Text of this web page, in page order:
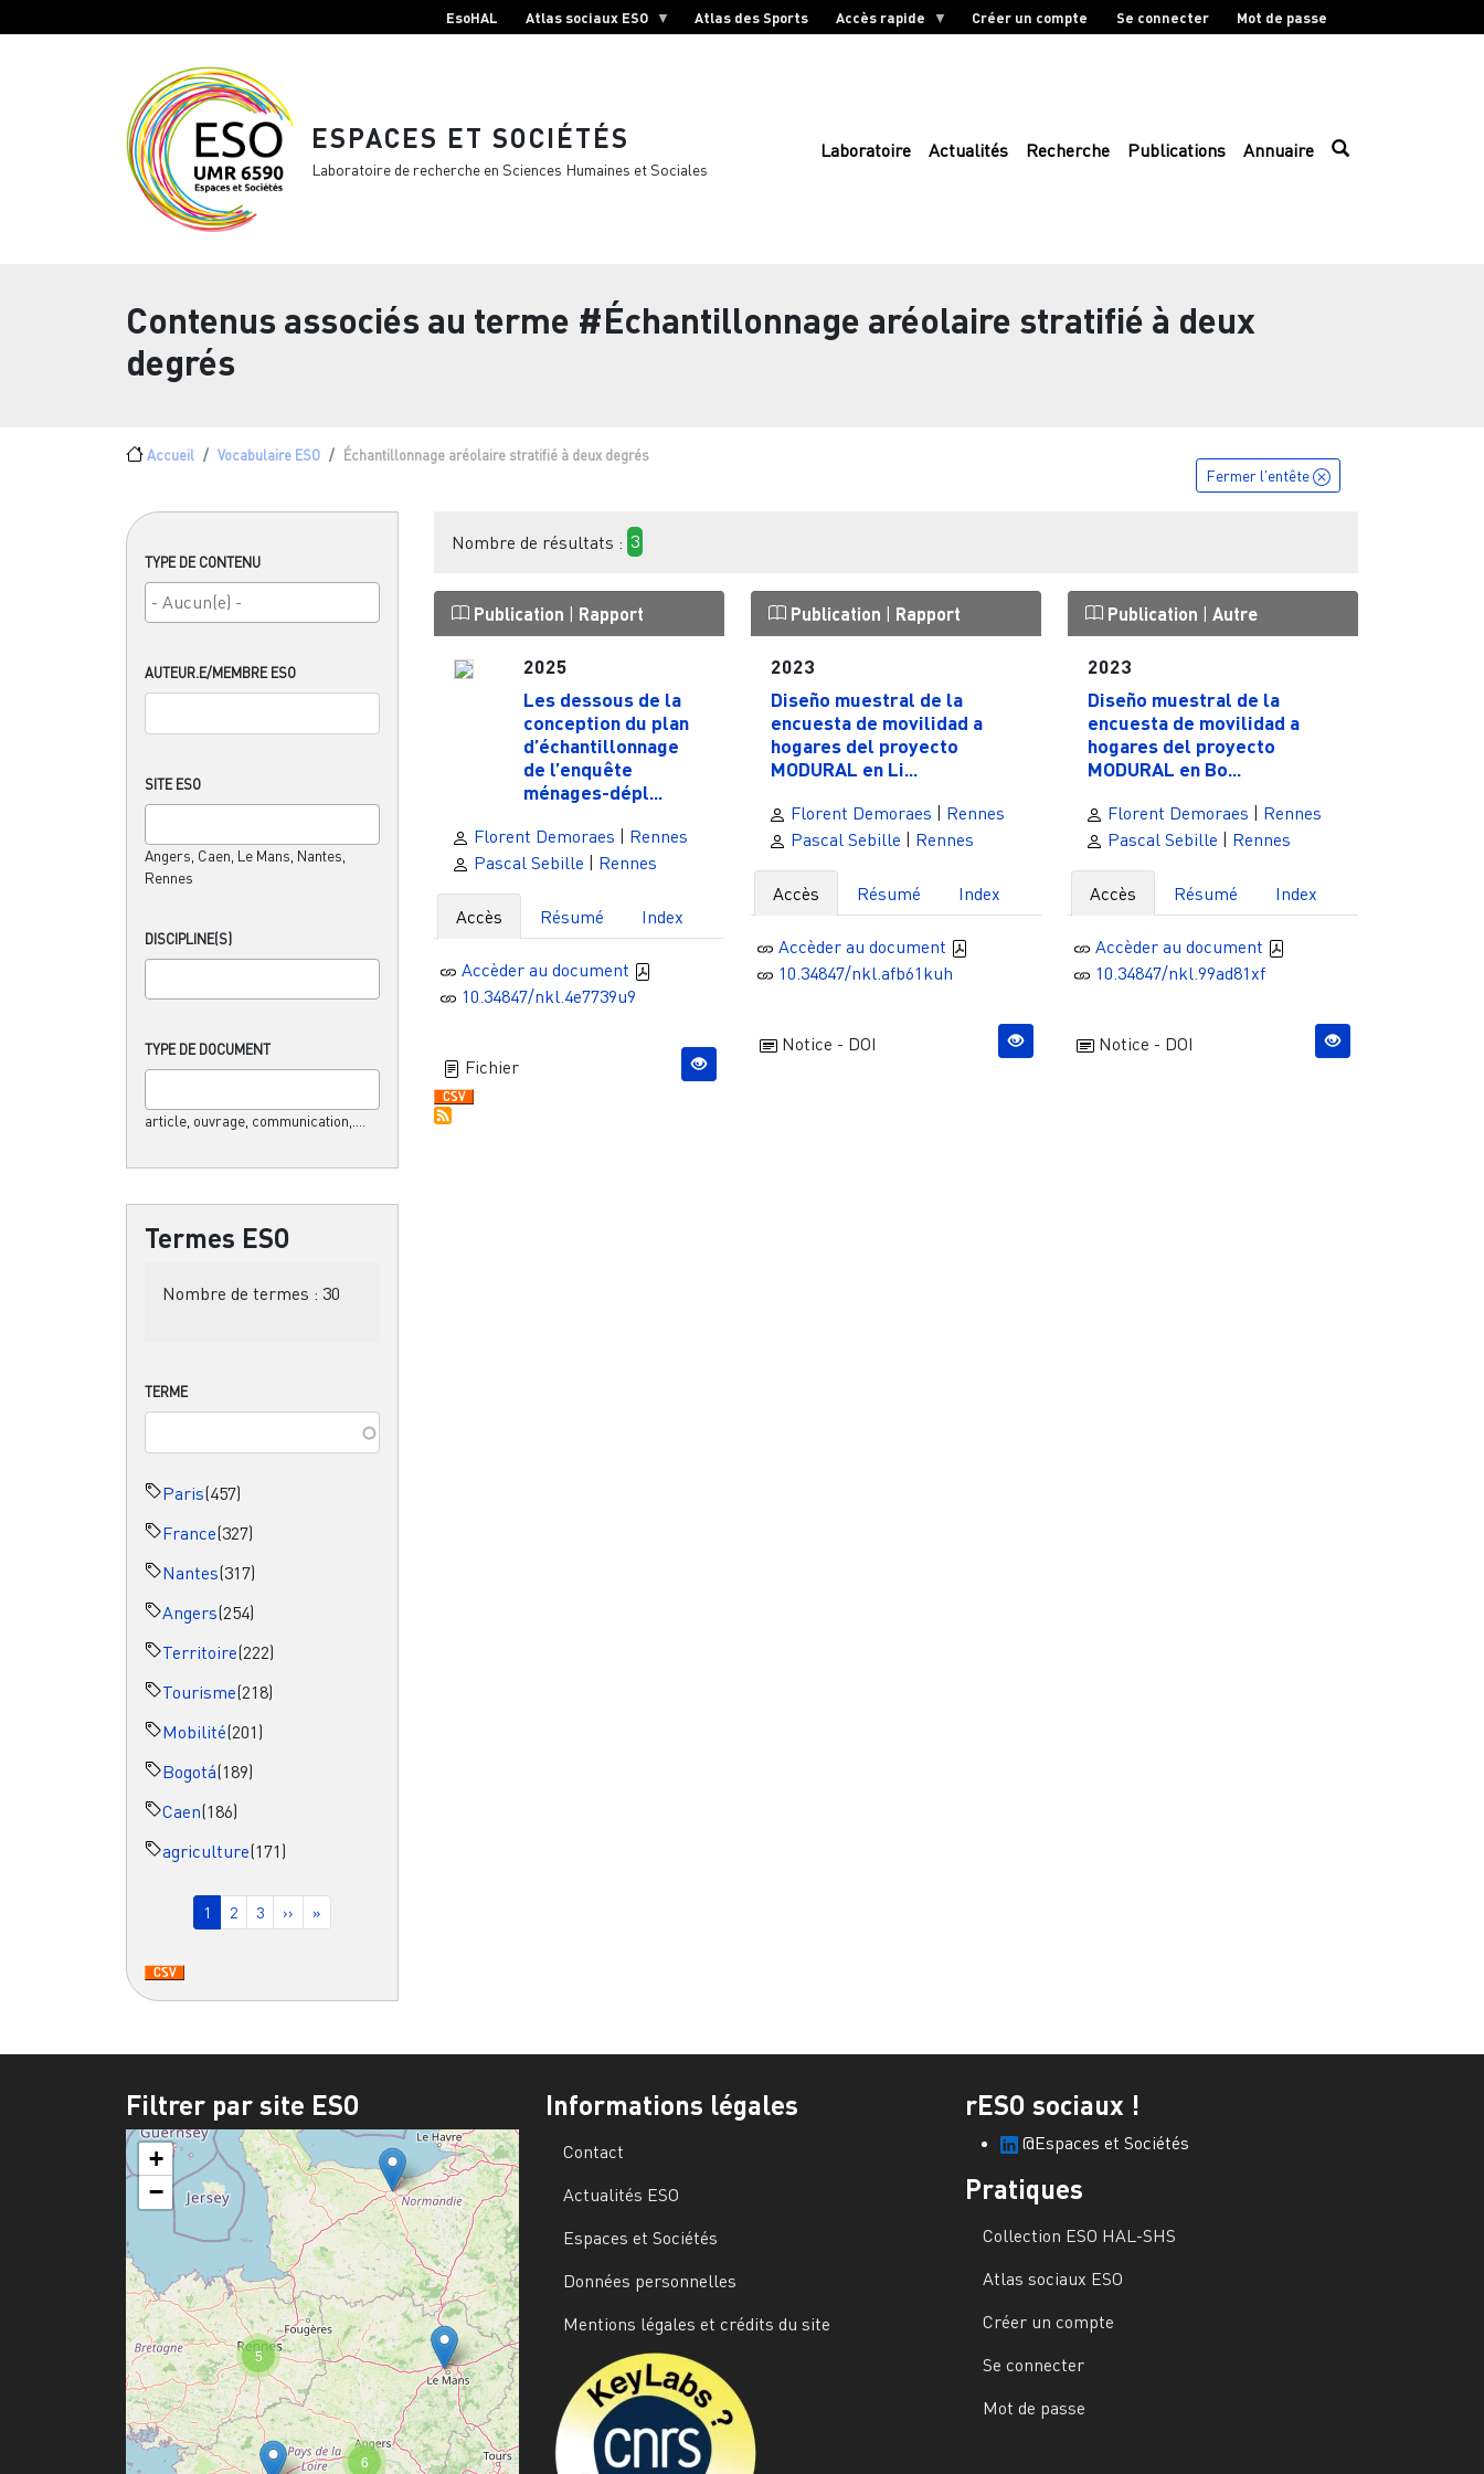
EsoHAL Atlas sociaux ESO Atlas des Sports Accès rapide Créer un compte Se connecter Mot de passe
ESPACES ET SOCIÉTÉS
Laboratoire de recherche en Sciences Humaines et Sociales
Laboratoire Actualités Recherche Publications Annuaire
Contenus associés au terme #Échantillonnage aréolaire stratifié à deux
degrés
Fil d'Ariane
Accueil Vocabulaire ESO Échantillonnage aréolaire stratifié à deux degrés
TYPE DE CONTENU
AUTEUR.E/MEMBRE ESO
SITE ESO
Angers, Caen, Le Mans, Nantes,
Rennes
DISCIPLINE(S)
TYPE DE DOCUMENT
article, ouvrage, communication,....
Termes ESO
Nombre de termes : 30
TERME
Paris(457)
France(327)
Nantes(317)
Angers(254)
Territoire(222)
Tourisme(218)
Mobilité(201)
Bogotá(189)
Caen(186)
agriculture(171)
Pagination
Page courante
1 Page
2 Page
3 Page suivante
›› Dernière page
»
Fermer l'entête
Nombre de résultats : 3
Publication | Rapport
2025
Les dessous de la
conception du plan
d’échantillonnage
de l’enquête
ménages-dépl...
Florent Demoraes | Rennes
Pascal Sebille | Rennes
Accès Résumé Index
Accèder au document
10.34847/nkl.4e7739u9
Fichier
Publication | Rapport
2023
Diseño muestral de la
encuesta de movilidad a
hogares del proyecto
MODURAL en Li...
Florent Demoraes | Rennes
Pascal Sebille | Rennes
Accès Résumé Index
Accèder au document
10.34847/nkl.afb61kuh
Notice - DOI
Publication | Autre
2023
Diseño muestral de la
encuesta de movilidad a
hogares del proyecto
MODURAL en Bo...
Florent Demoraes | Rennes
Pascal Sebille | Rennes
Accès Résumé Index
Accèder au document
10.34847/nkl.99ad81xf
Notice - DOI
Filtrer par site ESO
6
5
+
−
Informations légales
Contact
Actualités ESO
Espaces et Sociétés
Données personnelles
Mentions légales et crédits du site
rESO sociaux !
@Espaces et Sociétés
Pratiques
Collection ESO HAL-SHS
Atlas sociaux ESO
Créer un compte
Se connecter
Mot de passe